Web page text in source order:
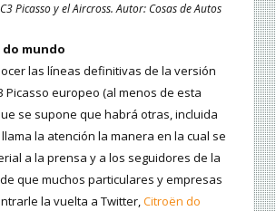
Picasso y el Aircross. Autor: Cosas de Autos
mundo
las líneas definitivas de la versión
Picasso europeo (al menos de esta
se supone que habrá otras, incluida
llama la atención la manera en la cual se
a la prensa y a los seguidores de la
que muchos particulares y empresas
la vuelta a Twitter,Citroën do